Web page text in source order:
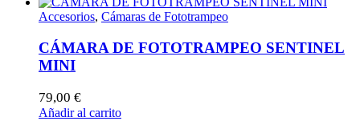
Accesorios, Cámaras de Fototrampeo
CÁMARA DE FOTOTRAMPEO SENTINEL
MINI
79,00 €
Añadir al carrito